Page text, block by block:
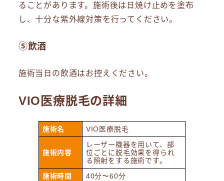
ることがあります。施術後は日焼け止めを塗布
し、十分な紫外線対策を行ってください。
⑤飲酒
施術当日の飲酒はお控えください。
VIO医療脱毛の詳細
施術名 VIO医療脱毛
施術内容
レーザー機器を用いて、部
位ごとに脱毛効果を得られ
る照射をする施術です。
施術時間
40分〜60分